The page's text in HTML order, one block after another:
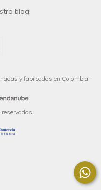
blog!
y fabricadas en Colombia -